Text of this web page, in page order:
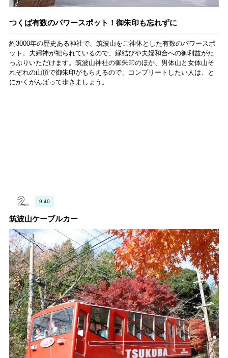
つくば有数のパワースポット！御朱印も忘れずに
約3000年の歴史ある神社で、筑波山をご神体とした有数のパワースポ
ット。夫婦神が祀られているので、縁結びや夫婦和合への御利益がた
っぷりいただけます。筑波山神社の御朱印のほか、男体山と女体山そ
れぞれの山頂で御朱印がもらえるので、コンプリートしたい人は、と
にかくがんばって歩きましょう。
9:40
筑波山ケーブルカー